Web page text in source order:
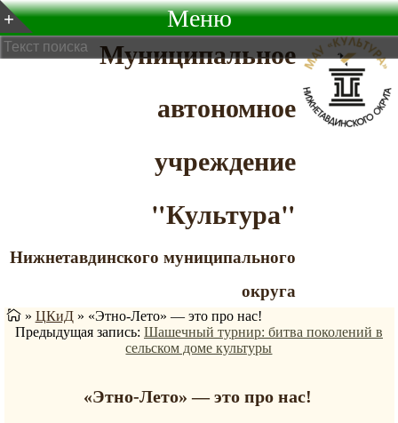
Муниципальное
автономное
учреждение
"Культура"
Нижнетавдинского муниципального
округа
Меню
» ЦКиД » «Этно-Лето» — это про нас!
Предыдущая запись: Шашечный турнир: битва поколений в
сельском доме культуры
«Этно-Лето» — это про нас!